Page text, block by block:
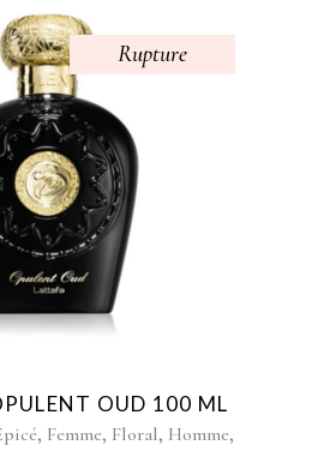
Rupture
OUD 100 ML
, Femme, Floral, Homme,